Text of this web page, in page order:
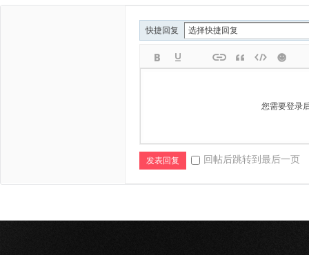
快捷回复
您需要登录
发表回复 回帖后跳转到最后一页